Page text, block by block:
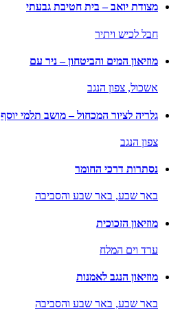
מצודת יואב – בית חטיבת גבעתי
חבל לכיש ויתיר
מוזיאון המים והביטחון – ניר עם
אשכול, צפון הנגב
גלריה לציור המכחול – מושב תלמי יוסף
צפון הנגב
נסתרות דרכי החומר
באר שבע, באר שבע והסביבה
מוזיאון הזכוכית
ערד וים המלח
מוזיאון הנגב לאמנות
באר שבע, באר שבע והסביבה